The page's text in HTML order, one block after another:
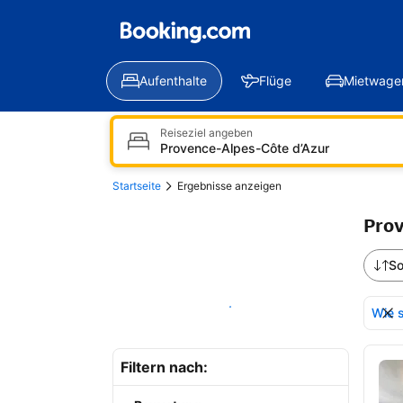
Aufenthalte Flüge
Reiseziel angeben
Startseite Ergebnisse anzeigen
Auf der Karte anzeigen
Filtern nach:
Wie